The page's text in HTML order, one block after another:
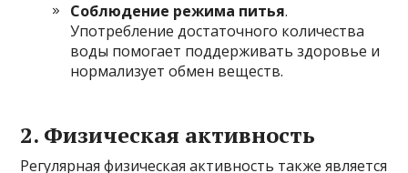
Соблюдение режима питья.
Употребление достаточного количества
воды помогает поддерживать здоровье и
нормализует обмен веществ.
2. Физическая активность
Регулярная физическая активность также является